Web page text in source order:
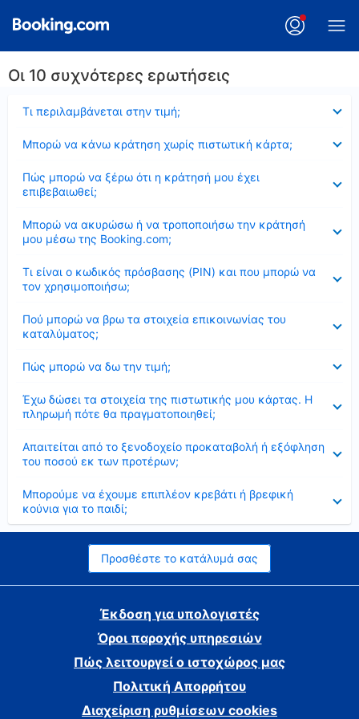
Οι 10 συχνότερες ερωτήσεις
Τι περιλαμβάνεται στην τιμή;
Μπορώ να κάνω κράτηση χωρίς πιστωτική κάρτα;
Πώς μπορώ να ξέρω ότι η κράτησή μου έχει
επιβεβαιωθεί;
Μπορώ να ακυρώσω ή να τροποποιήσω την κράτησή
μου μέσω της Booking.com;
Τι είναι ο κωδικός πρόσβασης (PIN) και που μπορώ να
τον χρησιμοποιήσω;
Πού μπορώ να βρω τα στοιχεία επικοινωνίας του
καταλύματος;
Πώς μπορώ να δω την τιμή;
Έχω δώσει τα στοιχεία της πιστωτικής μου κάρτας. Η
πληρωμή πότε θα πραγματοποιηθεί;
Απαιτείται από το ξενοδοχείο προκαταβολή ή εξόφληση
του ποσού εκ των προτέρων;
Μπορούμε να έχουμε επιπλέον κρεβάτι ή βρεφική
κούνια για το παιδί;
Προσθέστε το κατάλυμά σας
Έκδοση για υπολογιστές
Όροι παροχής υπηρεσιών
Πώς λειτουργεί ο ιστοχώρος μας
Πολιτική Απορρήτου
Διαχείριση ρυθμίσεων cookies